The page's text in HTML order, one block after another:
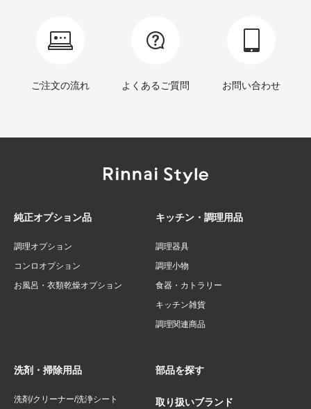
ご注文の流れ よくあるご質問 お問い合わせ
純正オプション品
調理オプション
コンロオプション
お風呂・衣類乾燥オプション
キッチン・調理用品
調理器具
調理小物
食器・カトラリー
キッチン雑貨
調理関連商品
洗剤・掃除用品
洗剤/クリーナー/洗浄シート
部品を探す
取り扱いブランド